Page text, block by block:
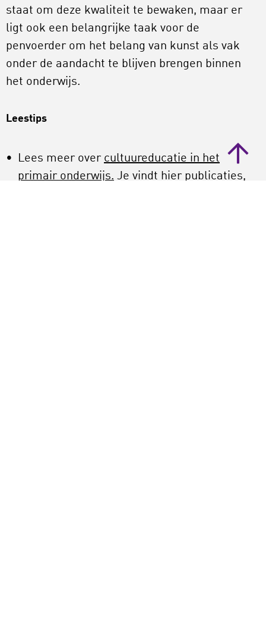
staat om deze kwaliteit te bewaken, maar er
ligt ook een belangrijke taak voor de
penvoerder om het belang van kunst als vak
onder de aandacht te blijven brengen binnen
het onderwijs.
Leestips
Lees meer over cultuureducatie in het
primair onderwijs. Je vindt hier publicaties,